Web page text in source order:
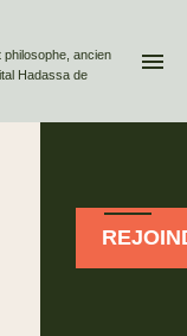
philosophe, ancien
Hadassa de